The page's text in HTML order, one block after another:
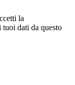
la
tuoi dati da questo